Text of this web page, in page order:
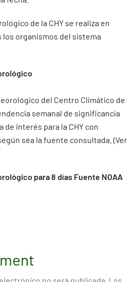
de la CHY se realiza en
organismos del sistema
del Centro Climático de
semanal de significancia
de interés para la CHY con
sea la fuente consultada. (Ver
para 8 días Fuente NOAA